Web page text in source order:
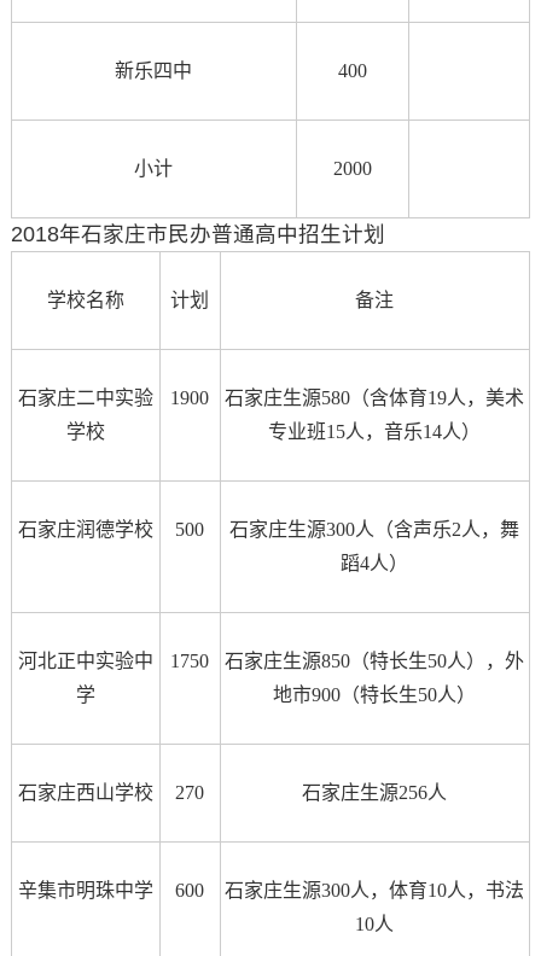
新乐四中 400
小计 2000
2018年石家庄市民办普通高中招生计划
学校名称 计划 备注
石家庄二中实验
学校
1900
石家庄生源580（含体育19人，美术
专业班15人，音乐14人）
石家庄润德学校 500
石家庄生源300人（含声乐2人，舞
蹈4人）
河北正中实验中
学
1750
石家庄生源850（特长生50人），外
地市900（特长生50人）
石家庄西山学校 270 石家庄生源256人
辛集市明珠中学 600
石家庄生源300人，体育10人，书法
10人